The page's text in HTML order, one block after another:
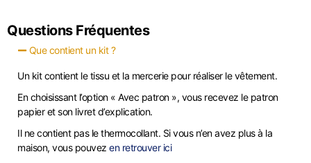
Questions Fréquentes
Que contient un kit ?
Un kit contient le tissu et la mercerie pour réaliser le vêtement.
En choisissant l’option « Avec patron », vous recevez le patron
papier et son livret d’explication.
Il ne contient pas le thermocollant. Si vous n’en avez plus à la
maison, vous pouvez en retrouver ici